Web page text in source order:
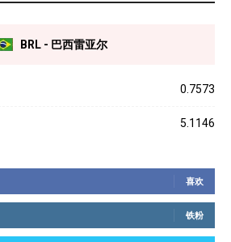
BRL - 巴西雷亚尔
0.7573
5.1146
喜欢
铁粉